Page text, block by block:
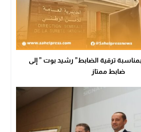
بمناسبة ترقية الضابط” رشيد بوت ” إلى
ضابط ممتاز